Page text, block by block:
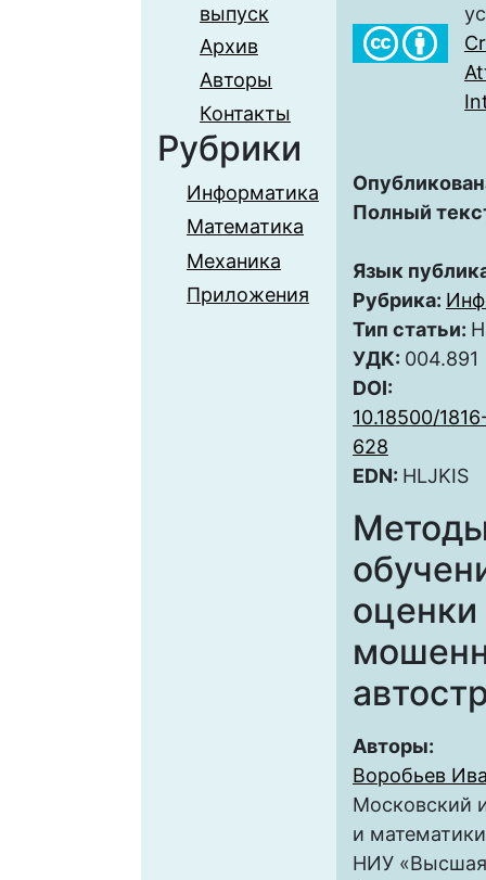
выпуск
Архив
Авторы
Контакты
Рубрики
Информатика
Математика
Механика
Приложения
Полный
Язык
Рубрика:
Тип статьи:
УДК: 004.891
DOI:
10.18500/
628
EDN: HLJKIS
оценки
Авторы:
Воробьев
Московский
и
НИУ